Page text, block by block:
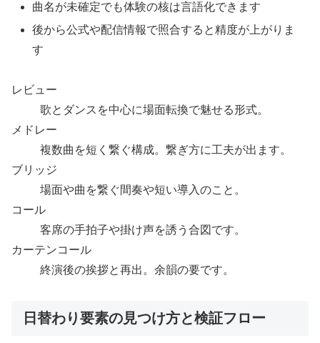
曲名が未確定でも体験の核は言語化できます
後から公式や配信情報で照合すると精度が上がりま
す
レビュー
歌とダンスを中心に場面転換で魅せる形式。
メドレー
複数曲を短く繋ぐ構成。繋ぎ方に工夫が出ます。
ブリッジ
場面や曲を繋ぐ間奏や短い導入のこと。
コール
客席の手拍子や掛け声を誘う合図です。
カーテンコール
終演後の挨拶と再出。余韻の要です。
日替わり要素の見つけ方と検証フロー